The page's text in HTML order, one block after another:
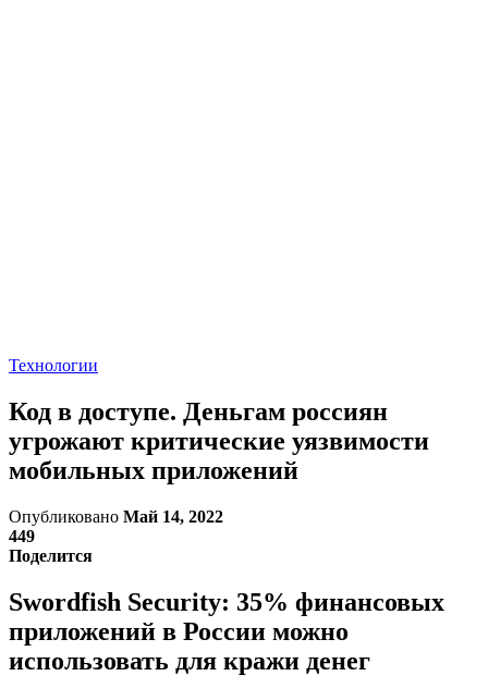
Технологии
Код в доступе. Деньгам россиян
угрожают критические уязвимости
мобильных приложений
Опубликовано Май 14, 2022
449
Поделится
Swordfish Security: 35% финансовых
приложений в России можно
использовать для кражи денег